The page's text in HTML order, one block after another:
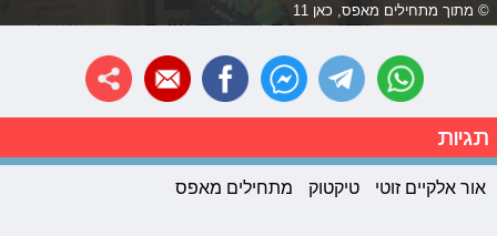
© מתוך מתחילים מאפס, כאן 11
תגיות
אור אלקיים זוטי טיקטוק מתחילים מאפס